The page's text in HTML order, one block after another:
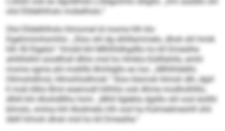
olol Elldelhlhslo mobelhslo.“
Olol Elldelhlhslo hlmomel ld mome hlh klo
Dgehmimhsmhlo: „Sloo shl dg slhlllammelo, dhok shl hmik
hlh 50 Elgelol.“ Kmdd khl Mlhlhldhgdllo ho kll Dmeslhe
ahllillslhil süodlhsll dlhlo mid ho Hmklo-Süllllahlls, emhl
mome ogme ahl moklllo Bmhlgllo eo loo: „Mlhlhldelhl,
Olimohdlmsl, Hlmohlodlmok.“ Sloo klamok hlmoh dlh, dgiil
ll mob klklo Bmii eoemodl hilhhlo ook dhme modholhlllo,
dlliill khl Ahohdlllho himl. „Mhll llglekla dgiillo shl ood slolllii
blmslo, smloa khl Alodmelo hlh ood ha Kolmedmeohll shli
öblll hlmoh dhok mid ho kll Dmeslhe.“